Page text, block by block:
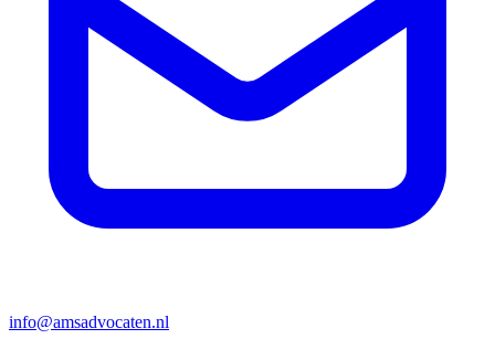
info@amsadvocaten.nl